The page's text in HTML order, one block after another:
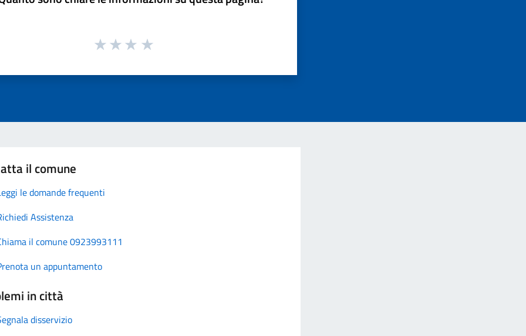
il comune
le domande frequenti
Assistenza
il comune 0923993111
un appuntamento
in città
disservizio